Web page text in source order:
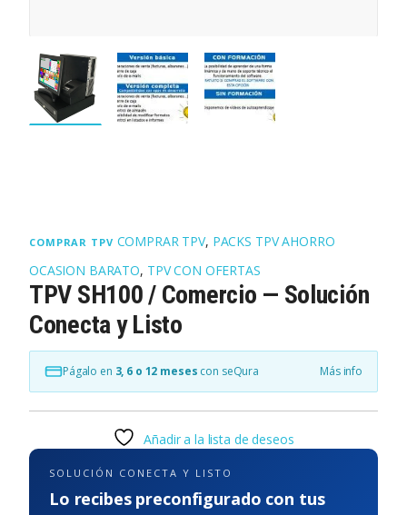
COMPRAR TPV COMPRAR TPV, PACKS TPV AHORRO
OCASION BARATO, TPV CON OFERTAS
TPV SH100 / Comercio — Solución
Conecta y Listo
Págalo en 3, 6 o 12 meses con seQura Más info
Añadir a la lista de deseos
SOLUCIÓN CONECTA Y LISTO
Lo recibes preconfigurado con tus